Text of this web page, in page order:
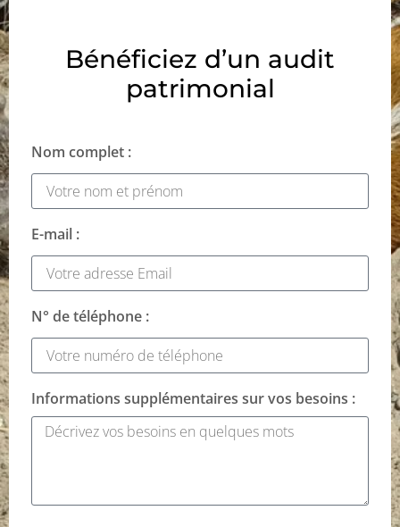
Bénéficiez d’un audit
patrimonial
Nom complet :
E-mail :
N° de téléphone :
Informations supplémentaires sur vos besoins :